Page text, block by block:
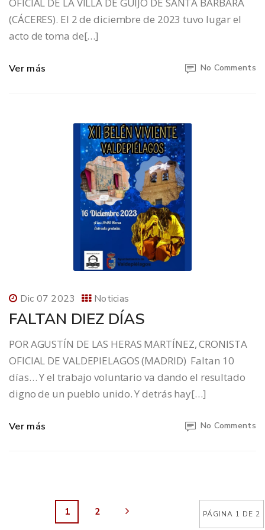
OFICIAL DE LA VILLA DE GUIJO DE SANTA BÁRBARA
(CÁCERES). El 2 de diciembre de 2023 tuvo lugar el
acto de toma de[…]
Ver más No Comments
Dic 07 2023 Noticias
FALTAN DIEZ DÍAS
POR AGUSTÍN DE LAS HERAS MARTÍNEZ, CRONISTA
OFICIAL DE VALDEPIELAGOS (MADRID) Faltan 10
días… Y el trabajo voluntario va dando el resultado
digno de un pueblo unido. Y detrás hay[…]
Ver más No Comments
PÁGINA 1 DE 2
1 2